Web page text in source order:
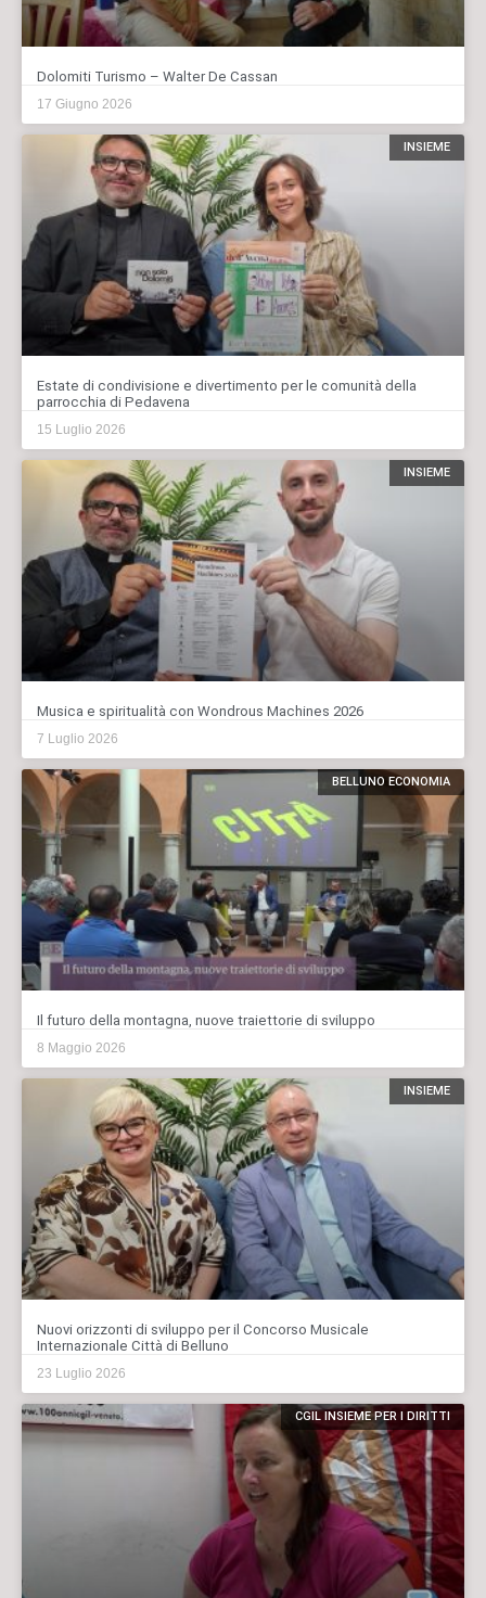
Dolomiti Turismo – Walter De Cassan
17 Giugno 2026
INSIEME
Estate di condivisione e divertimento per le comunità della
parrocchia di Pedavena
15 Luglio 2026
INSIEME
Musica e spiritualità con Wondrous Machines 2026
7 Luglio 2026
BELLUNO ECONOMIA
Il futuro della montagna, nuove traiettorie di sviluppo
8 Maggio 2026
INSIEME
Nuovi orizzonti di sviluppo per il Concorso Musicale
Internazionale Città di Belluno
23 Luglio 2026
CGIL INSIEME PER I DIRITTI